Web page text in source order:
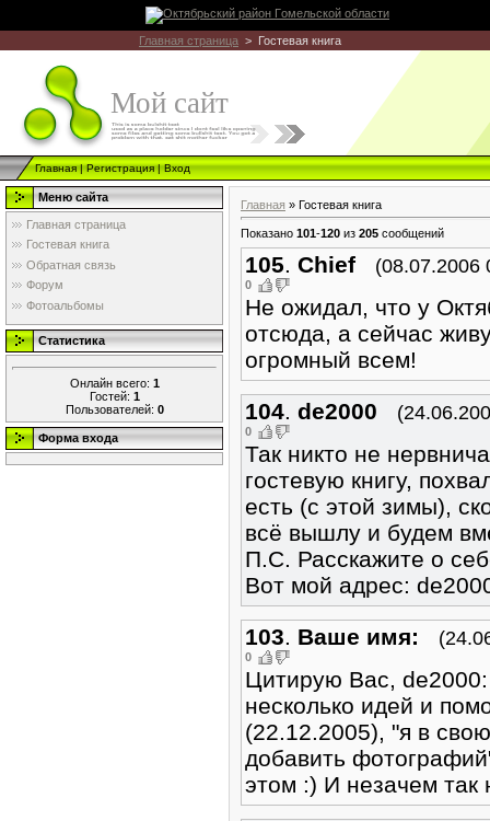
Главная страница > Гостевая книга
Мой сайт
Главная|Регистрация|Вход
Меню сайта
Главная страница
Гостевая книга
Обратная связь
Форум
Фотоальбомы
Статистика
Онлайн всего: 1
Гостей: 1
Пользователей: 0
Форма входа
Главная » Гостевая книга
Показано 101-120 из 205 сообщений
105. Chief (08.07.2006
0
Не ожидал, что у
отсюда, а сейчас
огромный всем!
104. de2000
0
Так никто не
гостевую книгу,
есть (с этой зимы),
всё вышлу и будем
П.С. Расскажите о
Вот мой адрес:
103. Ваше имя:
0
Цитирую Вас,
несколько идей и
(22.12.2005), "я в
добавить
этом :) И незачем так